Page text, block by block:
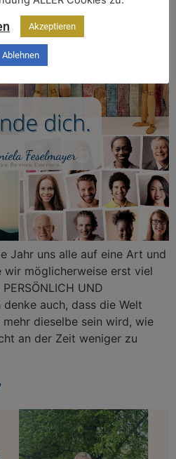
IN DIR
Jahr uns alle auf eine Art und
wir möglicherweise erst viel
UND
denke auch, dass die Welt
dieselbe sein wird, wie
an der Zeit weniger zu
Akzeptieren
Ablehnen